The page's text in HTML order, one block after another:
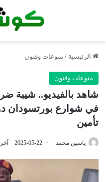
الرئيسية / منوعات وفنون
منوعات وفنون
شاهد بالفيديو.. شيبة
في شوارع بورتسودان
تأمين
ياسين محمد 2025-05-22 آخر